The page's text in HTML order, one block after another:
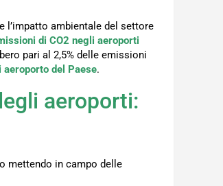
l’impatto ambientale del settore
di CO2 negli aeroporti
pari al 2,5% delle emissioni
del Paese.
aeroporti:
mettendo in campo delle